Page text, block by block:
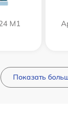
M1
Показать